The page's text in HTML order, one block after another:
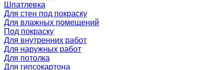
Шпатлевка
Для стен под покраску
Для влажных помещений
Под покраску
Для внутренних работ
Для наружных работ
Для потолка
Для гипсокартона